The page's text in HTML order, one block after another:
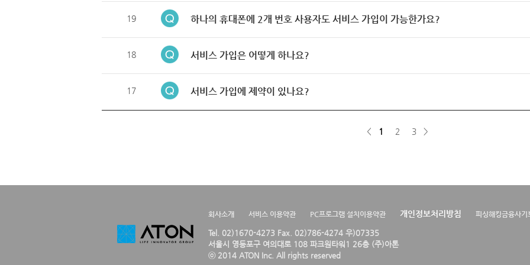
19 하나의 휴대폰에 2개 번호 사용자도 서비스 가입이 가능한가요?
18 서비스 가입은 어떻게 하나요?
17 서비스 가입에 제약이 있나요?
< 1 2 3 >
회사소개 서비스 이용약관 PC프로그램 설치이용약관 개인정보처리방침 피싱해킹금융사기
Tel. 02)1670-4273 Fax. 02)786-4274 우)07335
서울시 영등포구 여의대로 108 파크원타워1 26층 (주)아톤
ⓒ 2014 ATON Inc. All rights reserved